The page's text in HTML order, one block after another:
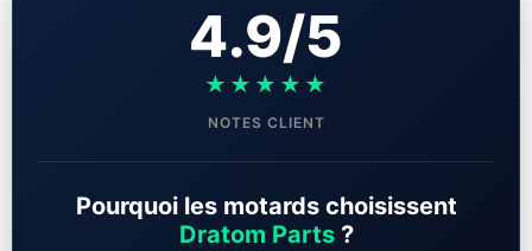
4.9/5
★★★★★
NOTES CLIENT
Pourquoi les motards choisissent
Dratom Parts?